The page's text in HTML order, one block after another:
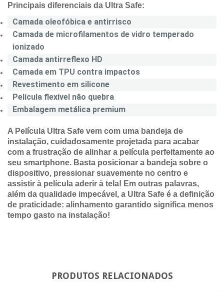
Principais diferenciais da Ultra Safe:
Camada oleofóbica e antirrisco
Camada de microfilamentos de vidro temperado
ionizado
Camada antirreflexo HD
Camada em TPU contra impactos
Revestimento em silicone
Película flexível não quebra
Embalagem metálica premium
A Película Ultra Safe vem com uma bandeja de
instalação, cuidadosamente projetada para acabar
com a frustração de alinhar a película perfeitamente ao
seu smartphone. Basta posicionar a bandeja sobre o
dispositivo, pressionar suavemente no centro e
assistir à película aderir à tela! Em outras palavras,
além da qualidade impecável, a Ultra Safe é a definição
de praticidade: alinhamento garantido significa menos
tempo gasto na instalação!
PRODUTOS RELACIONADOS